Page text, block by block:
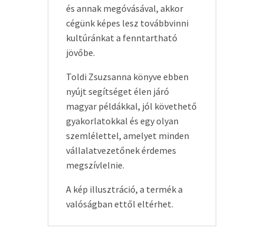
és annak megóvásával, akkor
cégünk képes lesz továbbvinni
kultúránkat a fenntartható
jövőbe.
Toldi Zsuzsanna könyve ebben
nyújt segítséget élen járó
magyar példákkal, jól követhető
gyakorlatokkal és egy olyan
szemlélettel, amelyet minden
vállalatvezetőnek érdemes
megszívlelnie.
A kép illusztráció, a termék a
valóságban ettől eltérhet.